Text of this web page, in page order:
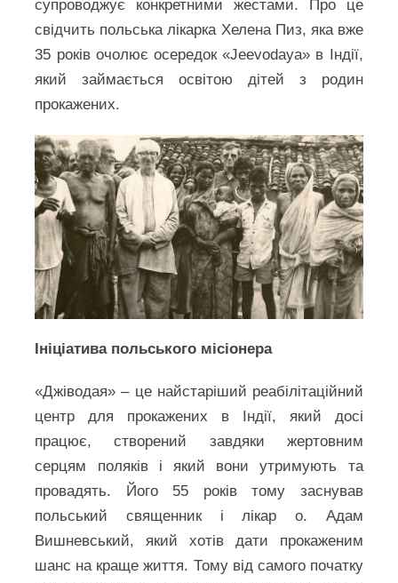
супроводжує конкретними жестами. Про це
свідчить польська лікарка Хелена Пиз, яка вже
35 років очолює осередок «Jeevodaya» в Індії,
який займається освітою дітей з родин
прокажених.
Ініціатива польського місіонера
«Джіводая» – це найстаріший реабілітаційний
центр для прокажених в Індії, який досі
працює, створений завдяки жертовним
серцям поляків і який вони утримують та
провадять. Його 55 років тому заснував
польський священник і лікар о. Адам
Вишневський, який хотів дати прокаженим
шанс на краще життя. Тому від самого початку